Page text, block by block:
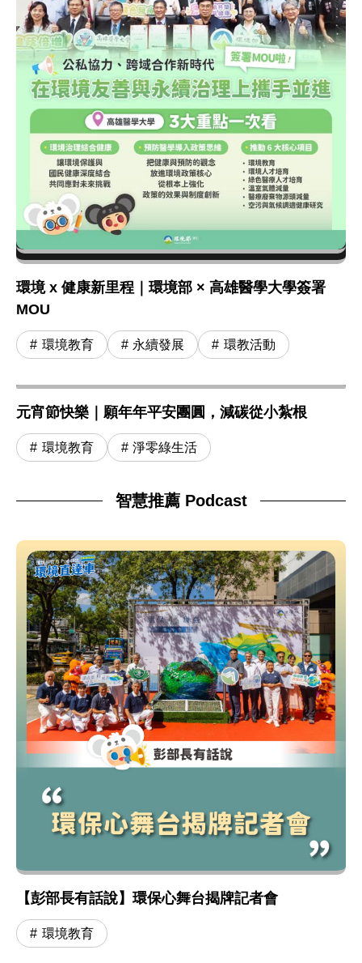
環境 x 健康新里程｜環境部 × 高雄醫學大學簽署
MOU
環境教育 永續發展 環教活動
元宵節快樂｜願年年平安團圓，減碳從小紮根
環境教育 淨零綠生活
智慧推薦 Podcast
【彭部長有話說】環保心舞台揭牌記者會
環境教育